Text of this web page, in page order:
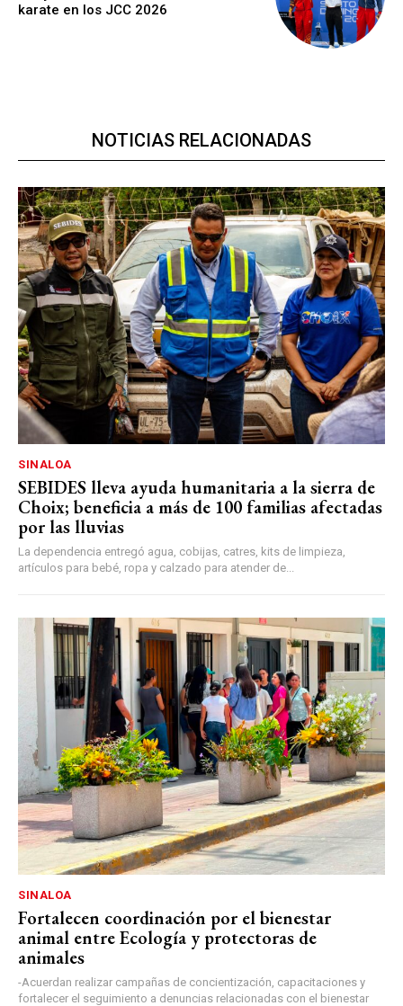
karate en los JCC 2026
NOTICIAS RELACIONADAS
SINALOA
SEBIDES lleva ayuda humanitaria a la sierra de
Choix; beneficia a más de 100 familias afectadas
por las lluvias
La dependencia entregó agua, cobijas, catres, kits de limpieza,
artículos para bebé, ropa y calzado para atender de...
SINALOA
Fortalecen coordinación por el bienestar
animal entre Ecología y protectoras de
animales
-Acuerdan realizar campañas de concientización, capacitaciones y
fortalecer el seguimiento a denuncias relacionadas con el bienestar